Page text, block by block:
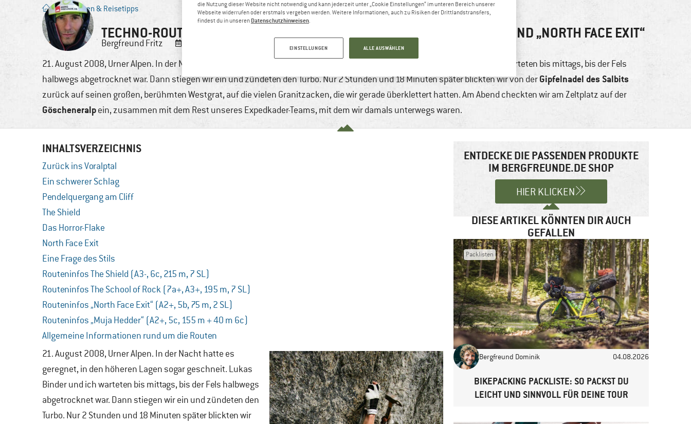
Blog/Touren & Reisetipps
TECHNO-ROUTEN IM VORALPTAL: „THE SHIELD“, „THE SCHOOL OF ROCK“ UND „NORTH FACE EXIT“
Bergfreund Fritz
Klettern & Bouldern
21. August 2008, Urner Alpen. In der Nacht hatte es geregnet, in den höheren Lagen sogar geschneit. Lukas Binder und ich warteten bis mittags, bis der Fels
halbwegs abgetrocknet war. Dann stiegen wir ein und zündeten den Turbo. Nur 2 Stunden und 18 Minuten später blickten wir von derGipfelnadel des Salbits
zurück auf seinen großen, berühmten Westgrat, auf die vielen Granitzacken, die wir gerade überklettert hatten. Am Abend checkten wir am Zeltplatz auf der
Göscheneralpein, zusammen mit dem Rest unseres Expedkader-Teams, mit dem wir damals unterwegs waren.
INHALTSVERZEICHNIS
Zurück ins Voralptal
Ein schwerer Schlag
Pendelquergang am Cliff
The Shield
Das Horror-Flake
North Face Exit
Eine Frage des Stils
Routeninfos The Shield (A3-, 6c, 215 m, 7 SL)
Routeninfos The School of Rock (7a+, A3+, 195 m, 7 SL)
Routeninfos „North Face Exit“ (A2+, 5b, 75 m, 2 SL)
Routeninfos „Muja Hedder“ (A2+, 5c, 155 m + 40 m 6c)
Allgemeine Informationen rund um die Routen
21. August 2008, Urner Alpen. In der Nacht hatte es
geregnet, in den höheren Lagen sogar geschneit. Lukas
Binder und ich warteten bis mittags, bis der Fels halbwegs
abgetrocknet war. Dann stiegen wir ein und zündeten den
Turbo. Nur 2 Stunden und 18 Minuten später blickten wir
ENTDECKE DIE PASSENDEN PRODUKTE
IM BERGFREUNDE.DE SHOP
HIER KLICKEN
DIESE ARTIKEL KÖNNTEN DIR AUCH
GEFALLEN
Packlisten
Bergfreund Dominik 04.08.2026
BIKEPACKING PACKLISTE: SO PACKST DU
LEICHT UND SINNVOLL FÜR DEINE TOUR
die Nutzung dieser Website nicht notwendig und kann jederzeit unter „Cookie Einstellungen“ im unteren Bereich unserer
Webseite widerrufen oder erstmals vergeben werden. Weitere Informationen, auch zu Risiken der Drittlandstransfers,
findest du in unseren Datenschutzhinweisen.
EINSTELLUNGEN ALLE AUSWÄHLEN